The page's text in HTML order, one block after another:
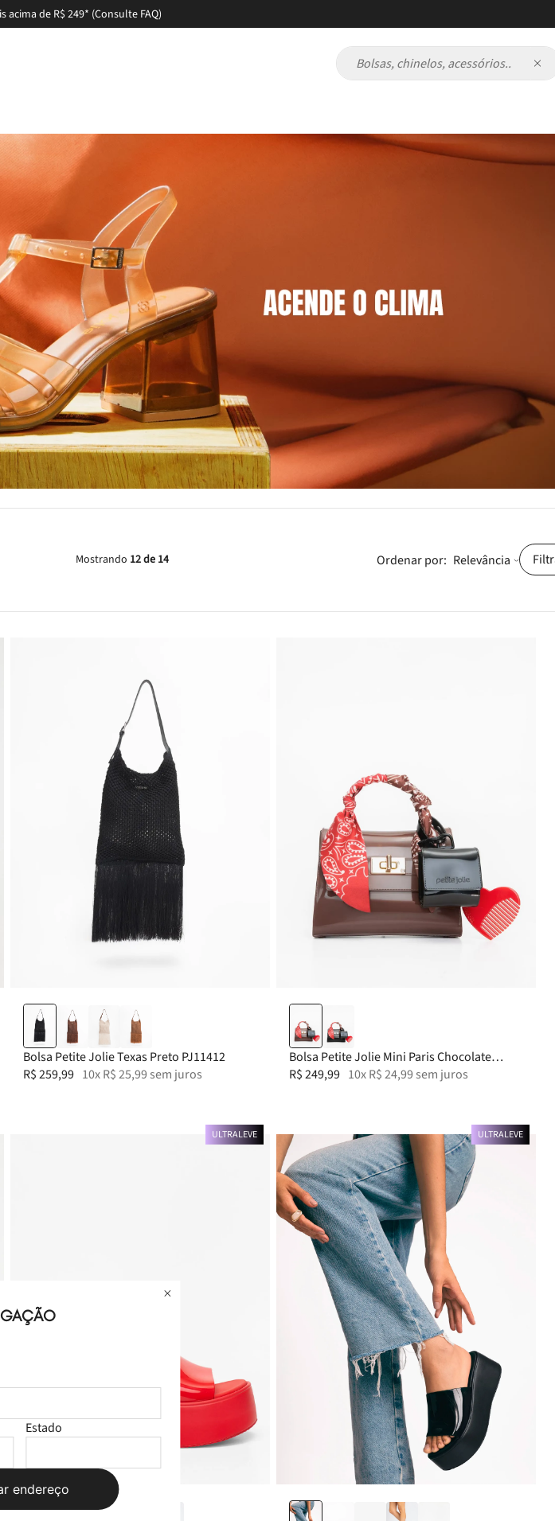
acima de R$ 249* (Consulte FAQ)
Bolsas, chinelos, acessórios...
Estado
endereço
Mostrando 12 de 14 Relevância
Bolsa Petite Jolie Texas Preto PJ11412
R$259,99 10xR$25,99 sem juros
Bolsa Petite Jolie Mini Paris Chocolate
PJ11422
R$249,99 10xR$24,99 sem juros
39-40
ULTRALEVE
35 36
ULTRALEVE